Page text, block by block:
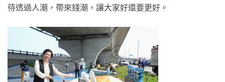
待透過人潮，帶來錢潮，讓大家好還要更好。